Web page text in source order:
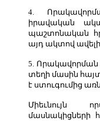
4.
իրավական
պաշտոնական
այդ ակտով
5.
տեղի մասին
է ստուգումից
Միեւնույն
մասնակիցների